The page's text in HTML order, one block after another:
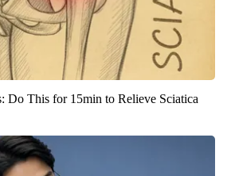
Do This for 15min to Relieve Sciatica